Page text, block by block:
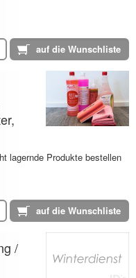
lagernde Produkte bestellen
/